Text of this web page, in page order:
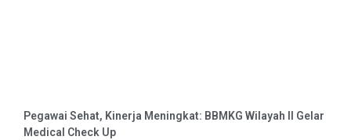
Pegawai Sehat, Kinerja Meningkat: BBMKG Wilayah II Gelar
Medical Check Up